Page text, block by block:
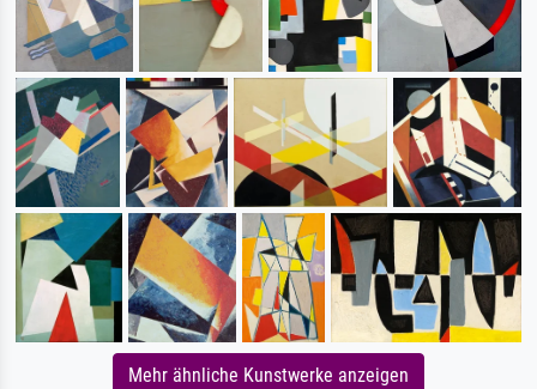
Mehr ähnliche Kunstwerke anzeigen